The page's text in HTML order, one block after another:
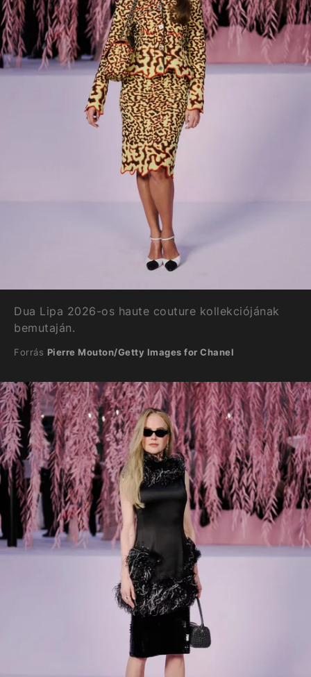
Dua Lipa 2026-os haute couture kollekciójának
bemutaján.
Forrás Pierre Mouton/Getty Images for Chanel